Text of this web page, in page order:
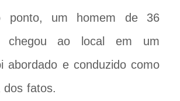
ponto, um homem de 36
chegou ao local em um
abordado e conduzido como
dos fatos.